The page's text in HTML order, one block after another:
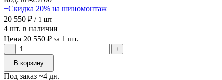
+Скидка 20% на шиномонтаж
20 550 ₽ / 1 шт
4 шт. в наличии
Цена 20 550 ₽ за 1 шт.
−
+
В корзину
Под заказ ~4 дн.